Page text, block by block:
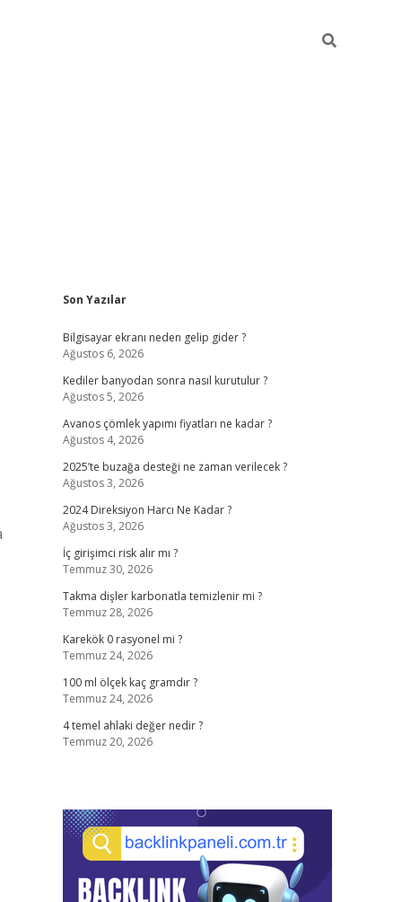
Sidebar
Son Yazılar
Bilgisayar ekranı neden gelip gider ?
Ağustos 6, 2026
Kediler banyodan sonra nasıl kurutulur ?
Ağustos 5, 2026
Avanos çömlek yapımı fiyatları ne kadar ?
Ağustos 4, 2026
2025’te buzağa desteği ne zaman verilecek ?
Ağustos 3, 2026
2024 Direksiyon Harcı Ne Kadar ?
Ağustos 3, 2026
İç girişimci risk alır mı ?
Temmuz 30, 2026
Takma dişler karbonatla temizlenir mi ?
Temmuz 28, 2026
Karekök 0 rasyonel mi ?
Temmuz 24, 2026
100 ml ölçek kaç gramdır ?
Temmuz 24, 2026
4 temel ahlaki değer nedir ?
Temmuz 20, 2026